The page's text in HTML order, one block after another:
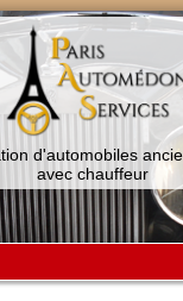
d'automobiles
avec chauffeur